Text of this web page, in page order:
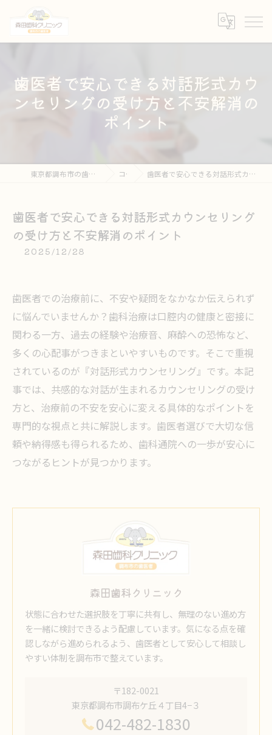
歯医者で安心できる対話形式カウ
ンセリングの受け方と不安解消の
ポイント
東京都調布市の歯医者なら森田歯科クリニック コラム 歯医者で安心できる対話形式カウンセリングの受け方と不安解消のポイント
歯医者で安心できる対話形式カウンセリング
の受け方と不安解消のポイント
2025/12/28
歯医者での治療前に、不安や疑問をなかなか伝えられず
に悩んでいませんか？歯科治療は口腔内の健康と密接に
関わる一方、過去の経験や治療音、麻酔への恐怖など、
多くの心配事がつきまといやすいものです。そこで重視
されているのが『対話形式カウンセリング』です。本記
事では、共感的な対話が生まれるカウンセリングの受け
方と、治療前の不安を安心に変える具体的なポイントを
専門的な視点と共に解説します。歯医者選びで大切な信
頼や納得感も得られるため、歯科通院への一歩が安心に
つながるヒントが見つかります。
森田歯科クリニック
状態に合わせた選択肢を丁寧に共有し、無理のない進め方
を一緒に検討できるよう配慮しています。気になる点を確
認しながら進められるよう、歯医者として安心して相談し
やすい体制を調布市で整えています。
〒182-0021
東京都調布市調布ケ丘４丁目4−３
042-482-1830